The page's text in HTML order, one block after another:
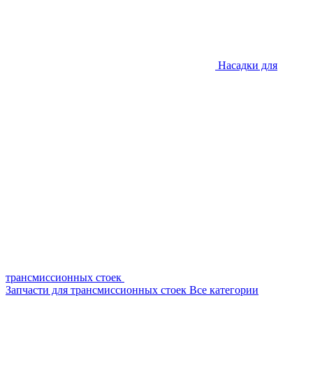
Насадки для
трансмиссионных стоек
Запчасти для трансмиссионных стоек Все категории